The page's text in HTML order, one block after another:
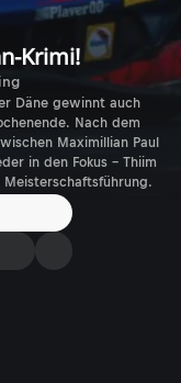
Krimi!
Däne gewinnt auch
Nach dem
Maximillian Paul
in den Fokus – Thiim